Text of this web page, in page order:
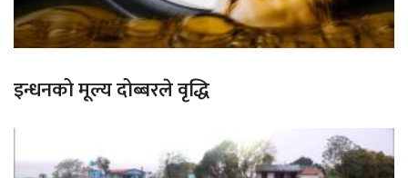
इन्धनको मूल्य दोब्बरले वृद्धि